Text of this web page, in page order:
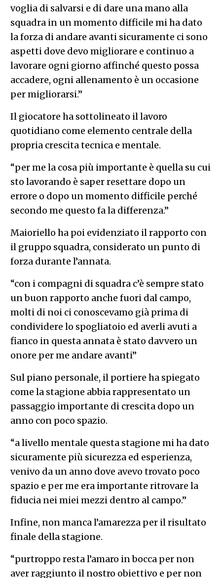
voglia di salvarsi e di dare una mano alla
squadra in un momento difficile mi ha dato
la forza di andare avanti sicuramente ci sono
aspetti dove devo migliorare e continuo a
lavorare ogni giorno affinché questo possa
accadere, ogni allenamento è un occasione
per migliorarsi.”
Il giocatore ha sottolineato il lavoro
quotidiano come elemento centrale della
propria crescita tecnica e mentale.
“per me la cosa più importante è quella su cui
sto lavorando è saper resettare dopo un
errore o dopo un momento difficile perché
secondo me questo fa la differenza.”
Maioriello ha poi evidenziato il rapporto con
il gruppo squadra, considerato un punto di
forza durante l’annata.
“con i compagni di squadra c’è sempre stato
un buon rapporto anche fuori dal campo,
molti di noi ci conoscevamo già prima di
condividere lo spogliatoio ed averli avuti a
fianco in questa annata è stato davvero un
onore per me andare avanti”
Sul piano personale, il portiere ha spiegato
come la stagione abbia rappresentato un
passaggio importante di crescita dopo un
anno con poco spazio.
“a livello mentale questa stagione mi ha dato
sicuramente più sicurezza ed esperienza,
venivo da un anno dove avevo trovato poco
spazio e per me era importante ritrovare la
fiducia nei miei mezzi dentro al campo.”
Infine, non manca l’amarezza per il risultato
finale della stagione.
“purtroppo resta l’amaro in bocca per non
aver raggiunto il nostro obiettivo e per non